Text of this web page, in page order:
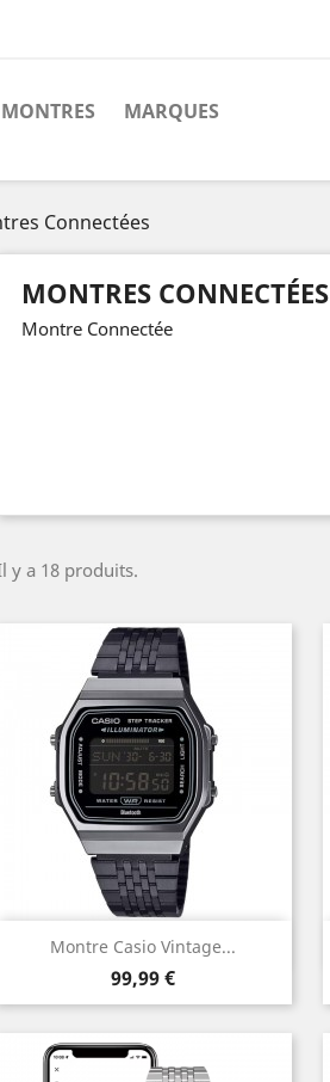
MONTRES MARQUES
Connectées
MONTRES CONNECTÉES
Montre Connectée
y a 18 produits.
Montre Casio Vintage...
Prix
99,99 €
Aperçu rapide